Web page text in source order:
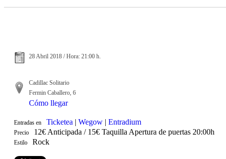
28 Abril 2018 / Hora: 21:00 h.
Cadillac Solitario
Fermin Caballero, 6
Cómo llegar
Entradas en Ticketea | Wegow | Entradium
Precio 12€ Anticipada / 15€ Taquilla Apertura de puertas 20:00h
Estilo Rock